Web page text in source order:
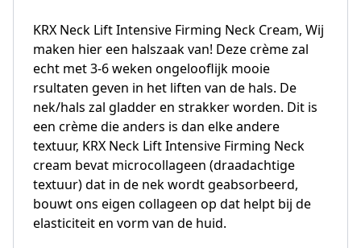
KRX Neck Lift Intensive Firming Neck Cream, Wij
maken hier een halszaak van! Deze crème zal
echt met 3-6 weken ongelooflijk mooie
rsultaten geven in het liften van de hals. De
nek/hals zal gladder en strakker worden. Dit is
een crème die anders is dan elke andere
textuur, KRX Neck Lift Intensive Firming Neck
cream bevat microcollageen (draadachtige
textuur) dat in de nek wordt geabsorbeerd,
bouwt ons eigen collageen op dat helpt bij de
elasticiteit en vorm van de huid.